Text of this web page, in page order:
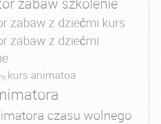
zabaw z dziećmi kurs
zabaw z dziećmi
kurs animatoa
czasu wolnego